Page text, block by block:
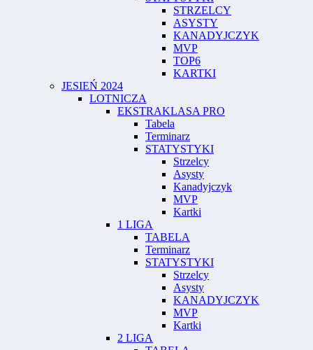
STRZELCY
ASYSTY
KANADYJCZYK
MVP
TOP6
KARTKI
JESIEŃ 2024
LOTNICZA
EKSTRAKLASA PRO
Tabela
Terminarz
STATYSTYKI
Strzelcy
Asysty
Kanadyjczyk
MVP
Kartki
1 LIGA
TABELA
Terminarz
STATYSTYKI
Strzelcy
Asysty
KANADYJCZYK
MVP
Kartki
2 LIGA